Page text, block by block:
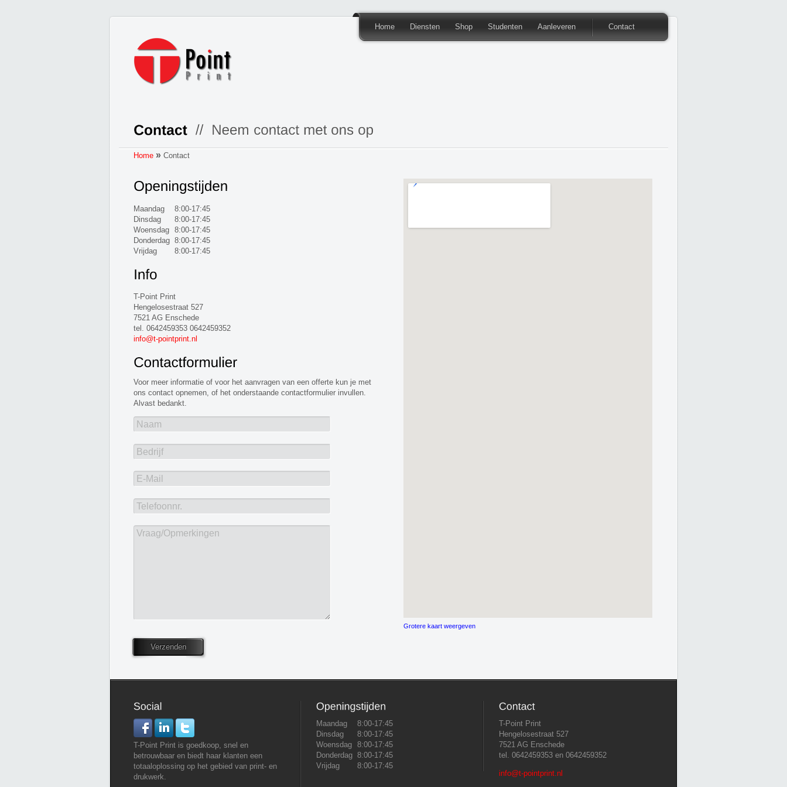
Home Diensten Shop Studenten Aanleveren Contact
Home » Contact
Maandag
8:00-17:45
Dinsdag
8:00-17:45
Woensdag 8:00-17:45
Donderdag 8:00-17:45
Vrijdag
8:00-17:45
T-Point Print
Hengelosestraat 527
7521 AG Enschede
tel. 0642459353 0642459352
info@t-pointprint.nl
Voor meer informatie of voor het aanvragen van een offerte kun je met
ons contact opnemen, of het onderstaande contactformulier invullen.
Alvast bedankt.
Naam
Bedrijf
E-Mail
Telefoonnr.
Vraag/Opmerkingen
Verzenden
Grotere kaart weergeven
T-Point Print is goedkoop, snel en
betrouwbaar en biedt haar klanten een
totaaloplossing op het gebied van print- en
drukwerk.
Maandag
8:00-17:45
Dinsdag
8:00-17:45
Woensdag 8:00-17:45
Donderdag 8:00-17:45
Vrijdag
8:00-17:45
T-Point Print
Hengelosestraat 527
7521 AG Enschede
tel. 0642459353 en 0642459352
info@t-pointprint.nl